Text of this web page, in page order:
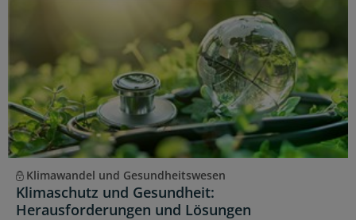
Klimawandel und Gesundheitswesen
Klimaschutz und Gesundheit:
Herausforderungen und Lösungen